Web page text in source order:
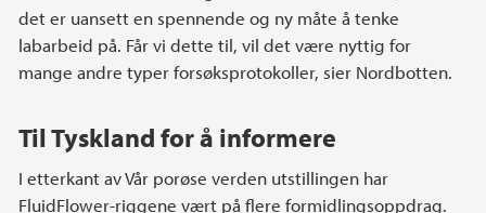
det er uansett en spennende og ny måte å tenke
labarbeid på. Får vi dette til, vil det være nyttig for
mange andre typer forsøksprotokoller, sier Nordbotten.
Til Tyskland for å informere
I etterkant av Vår porøse verden utstillingen har
FluidFlower-riggene vært på flere formidlingsoppdrag.